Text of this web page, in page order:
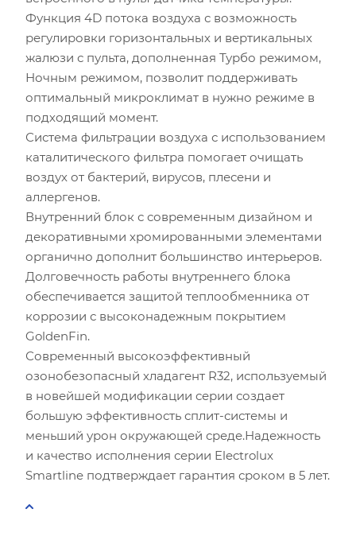
Функция 4D потока воздуха с возможность
регулировки горизонтальных и вертикальных
жалюзи с пульта, дополненная Турбо режимом,
Ночным режимом, позволит поддерживать
оптимальный микроклимат в нужно режиме в
подходящий момент.
Система фильтрации воздуха с использованием
каталитического фильтра помогает очищать
воздух от бактерий, вирусов, плесени и
аллергенов.
Внутренний блок с современным дизайном и
декоративными хромированными элементами
органично дополнит большинство интерьеров.
Долговечность работы внутреннего блока
обеспечивается защитой теплообменника от
коррозии с высоконадежным покрытием
GoldenFin.
Современный высокоэффективный
озонобезопасный хладагент R32, используемый
в новейшей модификации серии создает
большую эффективность сплит-системы и
меньший урон окружающей среде.Надежность
и качество исполнения серии Electrolux
Smartline подтверждает гарантия сроком в 5 лет.
Расчётная мощность охлаждения:
Рекомендуемый диапазон мощности: 2.40 -2.91кВт